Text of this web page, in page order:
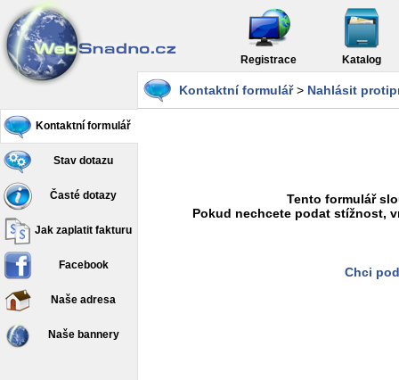
Registrace Katalog
Kontaktní formulář
Stav dotazu
Časté dotazy
Jak zaplatit fakturu
Facebook
Naše adresa
Naše bannery
Kontaktní formulář> Nahlásit
Tento formulář
Pokud nechcete podat stížnost,
Chci